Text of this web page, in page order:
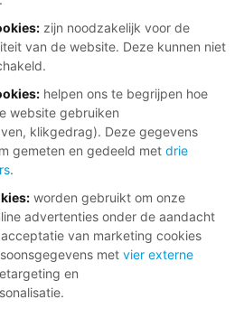
zijn noodzakelijk voor de
van de website. Deze kunnen niet
: helpen ons te begrijpen hoe
website gebruiken
klikgedrag). Deze gegevens
gemeten en gedeeld met drie
.
: worden gebruikt om onze
advertenties onder de aandacht
van marketing cookies
met vier externe
en